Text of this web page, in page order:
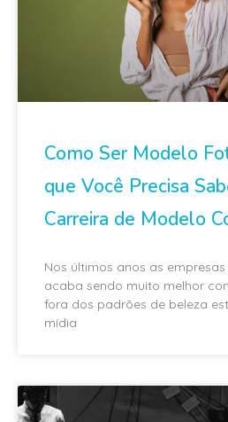
Como Ser Modelo
que Você Precisa
Carreira de Modelo
Nos últimos anos as
acaba sendo muito melhor
fora dos padrões de beleza
mídia